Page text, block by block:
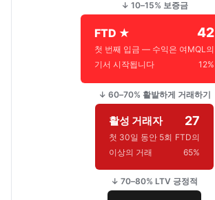
↓ 10–15% 보증금
FTD ★
첫 번째 입금 — 수익은 여
기서 시작됩니다
42
MQL의
12%
↓ 60–70% 활발하게 거래하기
활성 거래자
첫 30일 동안 5회
이상의 거래
27
FTD의
65%
↓ 70–80% LTV 긍정적